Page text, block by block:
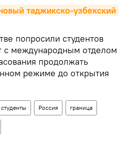
таджикско-узбекский
попросили студентов
с международным отделом
продолжать
режиме до открытия
студенты Россия граница